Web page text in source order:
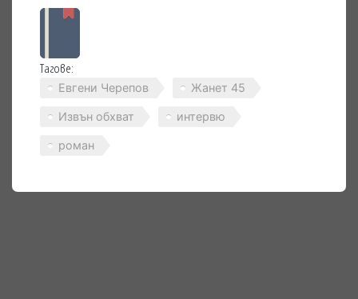
Тагове:
Евгени Черепов Жанет 45
Извън обхват интервю
роман